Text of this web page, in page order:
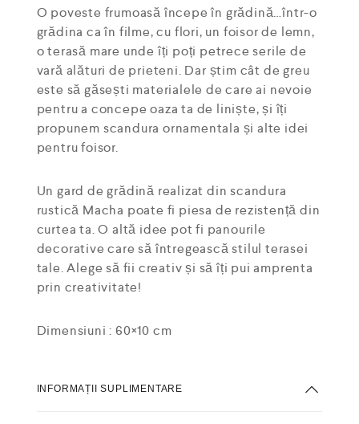
O poveste frumoasă începe în grădină…într-o
grădina ca în filme, cu flori, un foisor de lemn,
o terasă mare unde îți poți petrece serile de
vară alături de prieteni. Dar știm cât de greu
este să găsești materialele de care ai nevoie
pentru a concepe oaza ta de liniște, și îți
propunem scandura ornamentala și alte idei
pentru foisor.
Un gard de grădină realizat din scandura
rustică Macha poate fi piesa de rezistență din
curtea ta. O altă idee pot fi panourile
decorative care să întregească stilul terasei
tale. Alege să fii creativ și să îți pui amprenta
prin creativitate!
Dimensiuni : 60×10 cm
INFORMAȚII SUPLIMENTARE